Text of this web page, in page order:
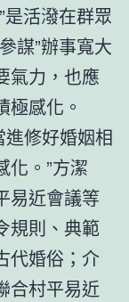
是活潑在群眾
謀”辦事寬大
氣力，也應
感化。
進修好婚姻相
化。”方潔
易近會議等
規則、典範
代婚俗；介
合村平易近